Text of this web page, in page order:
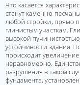
Что касается
станут каменно-
любой стройки, прямо
глинистым участкам.
высокой
устойчивости здания.
происходит
неравномерно.
разрушения в таком
фундамента,